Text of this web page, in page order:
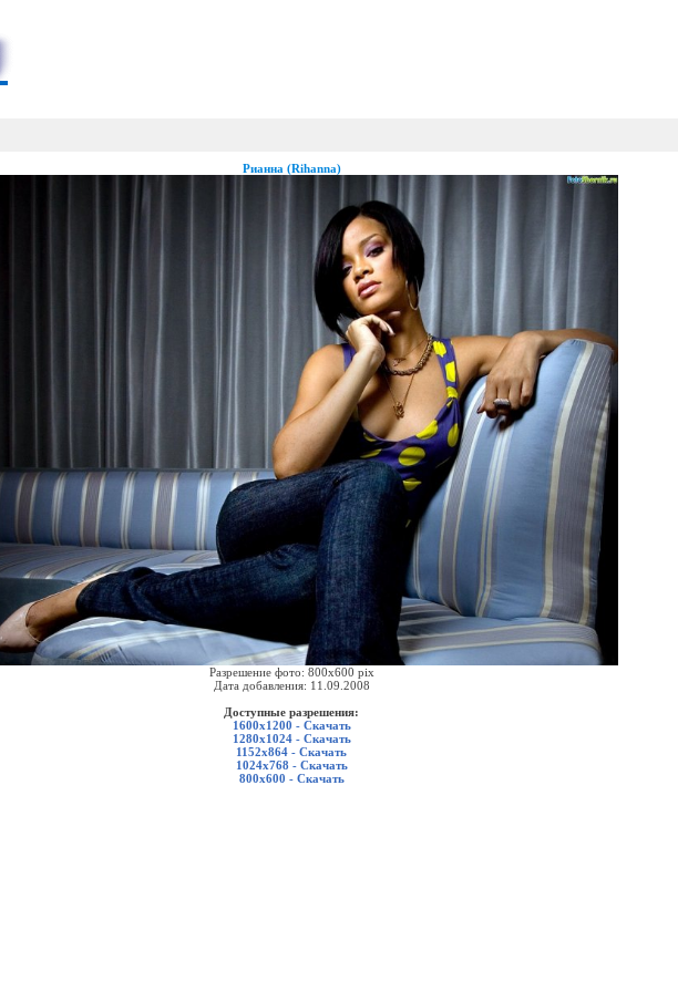
Рианна (Rihanna)
Разрешение фото: 800x600 pix
Дата добавления: 11.09.2008
Доступные разрешения:
1600x1200 - Скачать
1280x1024 - Скачать
1152x864 - Скачать
1024x768 - Скачать
800x600 - Скачать